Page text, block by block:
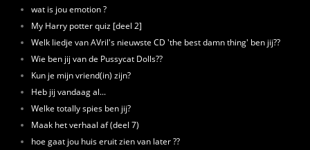
wat is jou emotion ?
My Harry potter quiz [deel 2]
Welk liedje van AVril's nieuwste CD 'the best damn thing' ben jij??
Wie ben jij van de Pussycat Dolls??
Kun je mijn vriend(in) zijn?
Heb jij vandaag al...
Welke totally spies ben jij?
Maak het verhaal af (deel 7)
hoe gaat jou huis eruit zien van later ??